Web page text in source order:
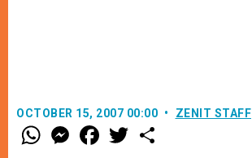
OCTOBER 15, 2007 00:00 ZENIT STAFF
W
h
M
e
F
a w